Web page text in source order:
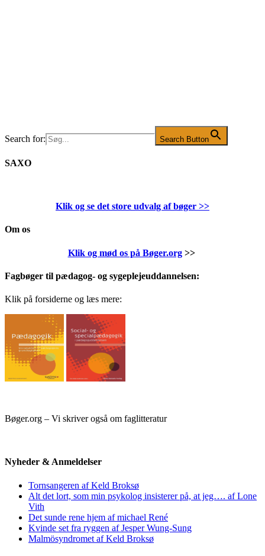
Search for: Search Button
SAXO
Klik og se det store udvalg af bøger >>
Om os
Klik og mød os på Bøger.org>>
Fagbøger til pædagog- og sygeplejeuddannelsen:
Klik på forsiderne og læs mere:
Bøger.org – Vi skriver også om faglitteratur
Nyheder & Anmeldelser
Tornsangeren af Keld Broksø
Alt det lort, som min psykolog insisterer på, at jeg…. af Lone
Vith
Det sunde rene hjem af michael René
Kvinde set fra ryggen af Jesper Wung-Sung
Malmösyndromet af Keld Broksø